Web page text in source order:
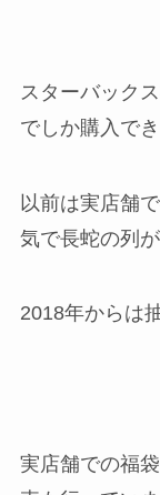
スターバック
でしか購入でき
以前は実店舗
気で長蛇の列
2018年からは
実店舗での福